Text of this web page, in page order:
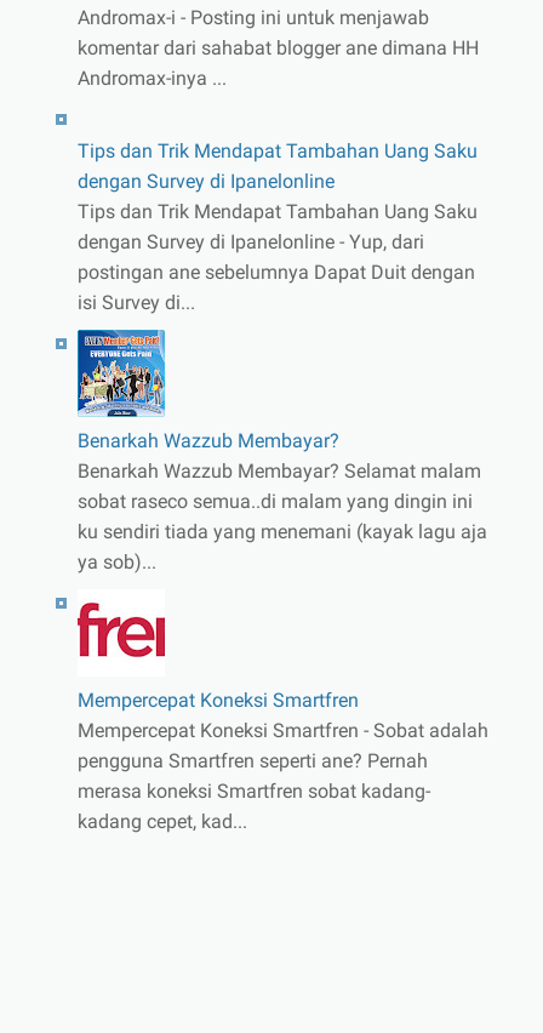
Andromax-i - Posting ini untuk menjawab
komentar dari sahabat blogger ane dimana HH
Andromax-inya ...
Tips dan Trik Mendapat Tambahan Uang Saku
dengan Survey di Ipanelonline
Tips dan Trik Mendapat Tambahan Uang Saku
dengan Survey di Ipanelonline - Yup, dari
postingan ane sebelumnya Dapat Duit dengan
isi Survey di...
Benarkah Wazzub Membayar?
Benarkah Wazzub Membayar? Selamat malam
sobat raseco semua..di malam yang dingin ini
ku sendiri tiada yang menemani (kayak lagu aja
ya sob)...
Mempercepat Koneksi Smartfren
Mempercepat Koneksi Smartfren - Sobat adalah
pengguna Smartfren seperti ane? Pernah
merasa koneksi Smartfren sobat kadang-
kadang cepet, kad...